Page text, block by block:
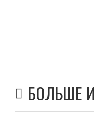
БОЛЬШЕ